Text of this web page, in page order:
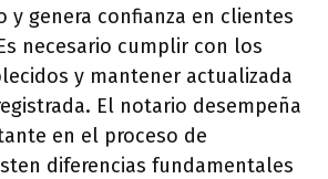
y genera confianza en clientes
necesario cumplir con los
y mantener actualizada
El notario desempeña
en el proceso de
diferencias fundamentales